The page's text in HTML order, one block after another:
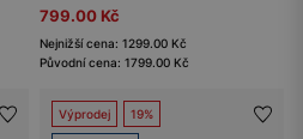
799.00 Kč
Nejnižší cena: 1299.00 Kč
Původní cena: 1799.00 Kč
Výprodej 19%